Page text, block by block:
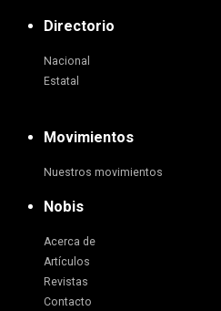
Directorio
Nacional
Estatal
Movimientos
Nuestros movimientos
Nobis
Acerca de
Artículos
Revistas
Contacto